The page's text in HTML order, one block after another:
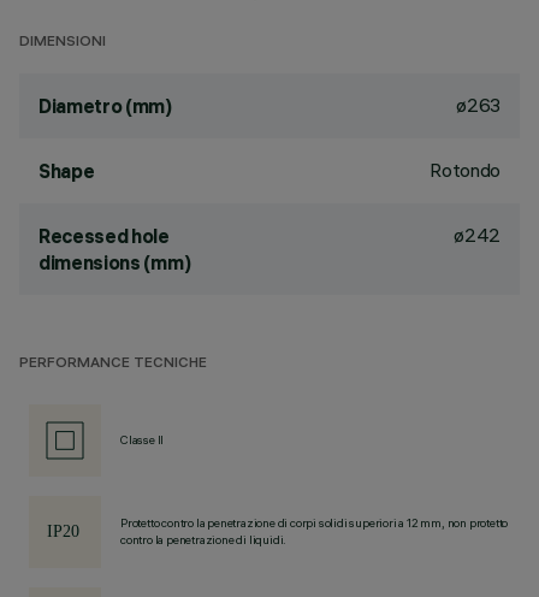
DIMENSIONI
Diametro (mm) ø263
Shape Rotondo
Recessed hole
dimensions (mm)
ø242
PERFORMANCE TECNICHE
Classe II
Protetto contro la penetrazione di corpi solidi superiori a 12 mm, non protetto
contro la penetrazione di liquidi.